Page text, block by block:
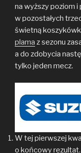
na wyższy poziom i
w pozostałych
świetną
plama z sezonu
a do zdobycia
tylko jeden mecz.
W tej pierwszej
o końcowy rezultat.